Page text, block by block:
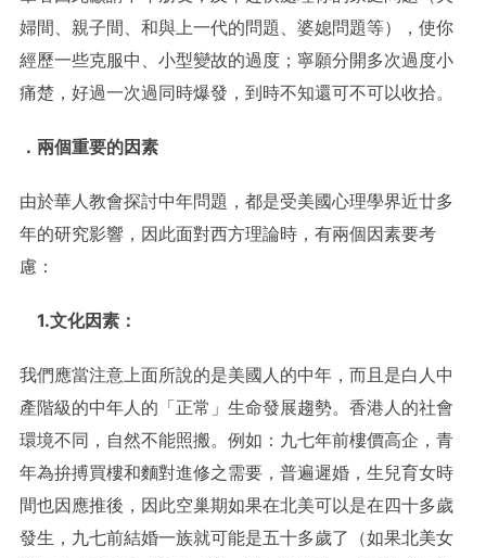
婦間、親子間、和與上一代的問題、婆媳問題等），使你
經歷一些克服中、小型變故的過度；寧願分開多次過度小
痛楚，好過一次過同時爆發，到時不知還可不可以收拾。
． 兩個重要的因素
由於華人教會探討中年問題，都是受美國心理學界近廿多
年的研究影響，因此面對西方理論時，有兩個因素要考
慮：
1.文化因素：
我們應當注意上面所說的是美國人的中年，而且是白人中
產階級的中年人的「正常」生命發展趨勢。香港人的社會
環境不同，自然不能照搬。例如：九七年前樓價高企，青
年為拚搏買樓和麵對進修之需要，普遍遲婚，生兒育女時
間也因應推後，因此空巢期如果在北美可以是在四十多歲
發生，九七前結婚一族就可能是五十多歲了（如果北美女